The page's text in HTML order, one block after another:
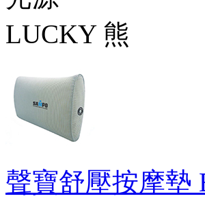
聲寶舒壓按摩墊